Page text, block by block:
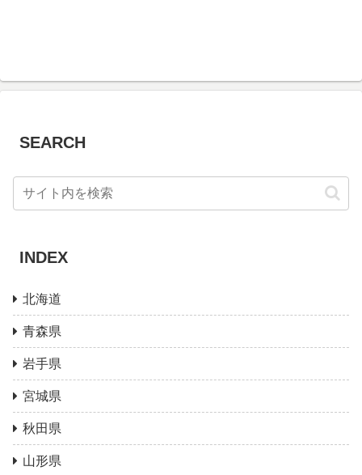
SEARCH
INDEX
北海道
青森県
岩手県
宮城県
秋田県
山形県